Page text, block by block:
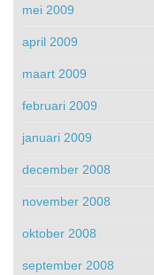
mei 2009
april 2009
maart 2009
februari 2009
januari 2009
december 2008
november 2008
oktober 2008
september 2008